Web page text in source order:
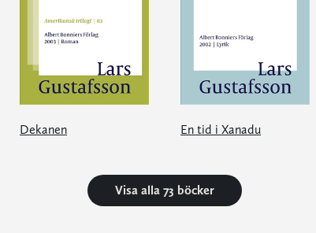
Dekanen En tid i Xanadu
Visa alla 73 böcker